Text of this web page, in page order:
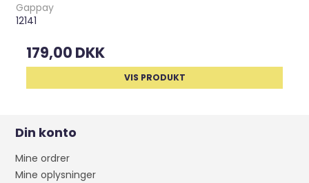
Gappay
12141
179,00 DKK
VIS PRODUKT
Din konto
Mine ordrer
Mine oplysninger